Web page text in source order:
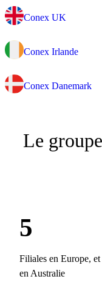
Conex UK
Conex Irlande
Conex Danemark
Le
5
Filiales en Europe, et
en Australie